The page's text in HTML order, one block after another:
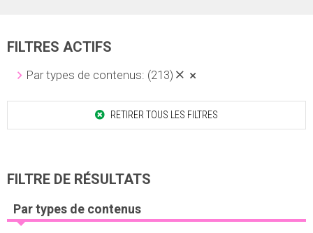
FILTRES ACTIFS
Par types de contenus: (213)
RETIRER TOUS LES FILTRES
FILTRE DE RÉSULTATS
Par types de contenus